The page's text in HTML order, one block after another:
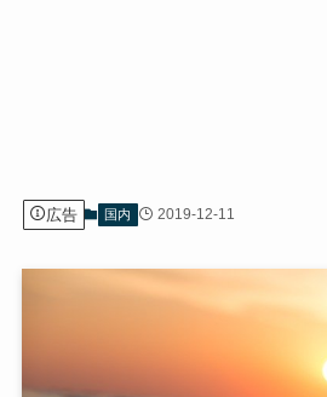
広告 国内 2019-12-11